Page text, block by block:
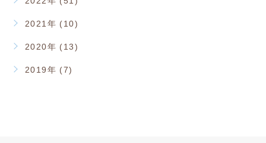
2021年 (10)
2020年 (13)
2019年 (7)